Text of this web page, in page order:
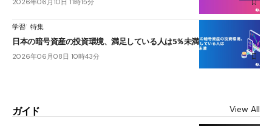
2026年06月10日 11時15分
学習 特集
日本の暗号資産の投資環境、満足している人は5％未満
2026年06月08日 10時43分
ガイド View All